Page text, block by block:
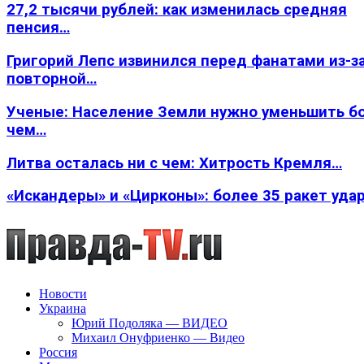
27,2 тысячи рублей: как изменилась средняя
пенсия…
Григорий Лепс извинился перед фанатами из-
повторной…
Ученые: Население Земли нужно уменьшить
чем…
Литва осталась ни с чем: Хитрость Кремля…
«Искандеры» и «Цирконы»: более 35 ракет
Новости
Украина
Юрий Подоляка — ВИДЕО
Михаил Онуфриенко — Видео
Россия